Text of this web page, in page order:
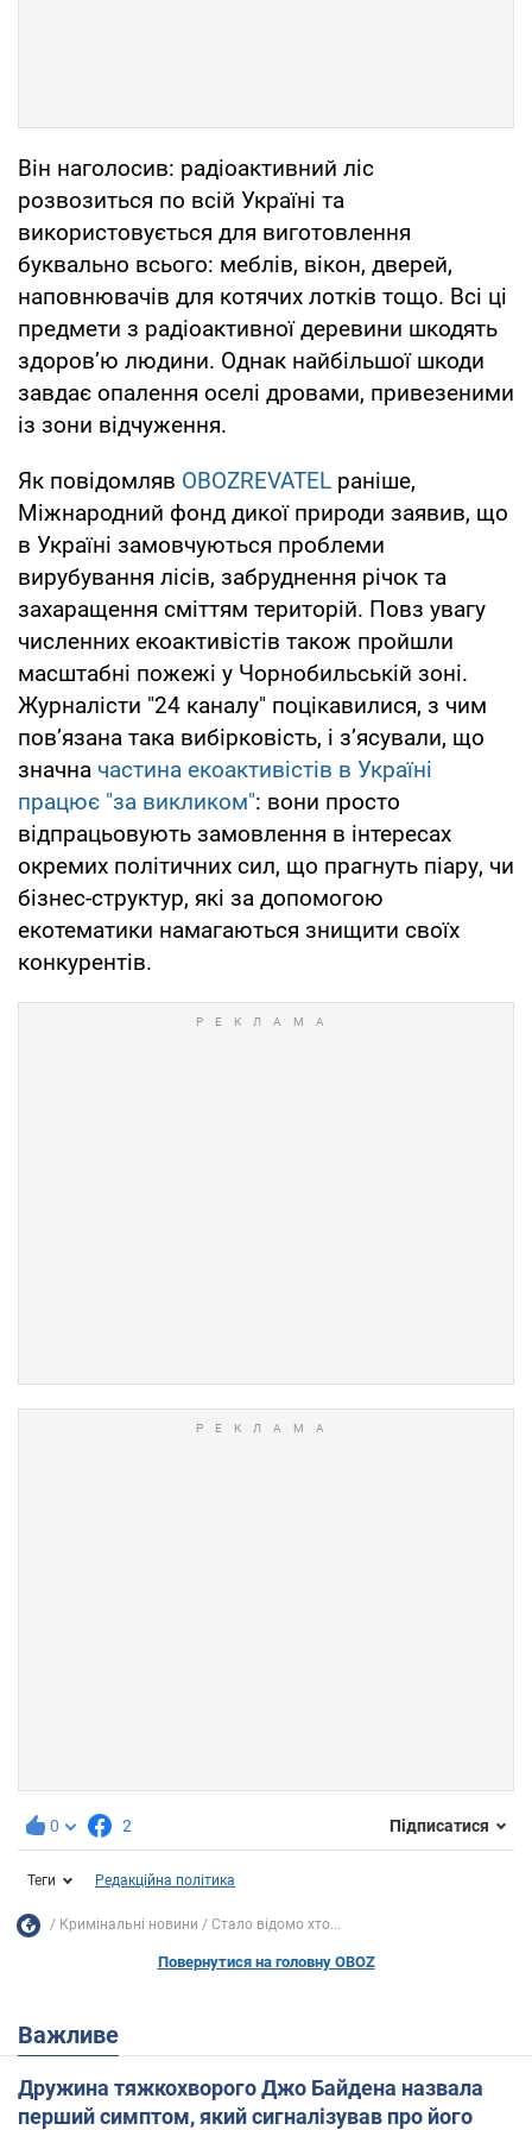
Він наголосив: радіоактивний ліс
розвозиться по всій Україні та
використовується для виготовлення
буквально всього: меблів, вікон, дверей,
наповнювачів для котячих лотків тощо. Всі ці
предмети з радіоактивної деревини шкодять
здоров’ю людини. Однак найбільшої шкоди
завдає опалення оселі дровами, привезеними
із зони відчуження.
Як повідомляв OBOZREVATEL раніше,
Міжнародний фонд дикої природи заявив, що
в Україні замовчуються проблеми
вирубування лісів, забруднення річок та
захаращення сміттям територій. Повз увагу
численних екоактивістів також пройшли
масштабні пожежі у Чорнобильській зоні.
Журналісти "24 каналу" поцікавилися, з чим
пов’язана така вибірковість, і з’ясували, що
значна частина екоактивістів в Україні
працює "за викликом": вони просто
відпрацьовують замовлення в інтересах
окремих політичних сил, що прагнуть піару, чи
бізнес-структур, які за допомогою
екотематики намагаються знищити своїх
конкурентів.
0 2 Підписатися
Теги Редакційна політика
Кримінальні новини Стало відомо хто...
Повернутися на головну OBOZ
Важливе
Дружина тяжкохворого Джо Байдена назвала
перший симптом, який сигналізував про його